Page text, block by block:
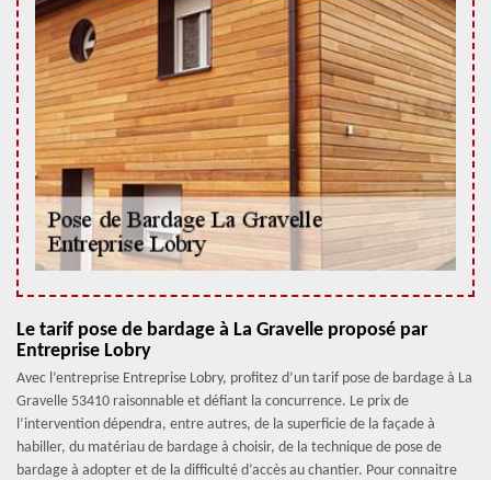
Le tarif pose de bardage à La Gravelle proposé par
Entreprise Lobry
Avec l’entreprise Entreprise Lobry, profitez d’un tarif pose de bardage à La
Gravelle 53410 raisonnable et défiant la concurrence. Le prix de
l’intervention dépendra, entre autres, de la superficie de la façade à
habiller, du matériau de bardage à choisir, de la technique de pose de
bardage à adopter et de la difficulté d’accès au chantier. Pour connaitre